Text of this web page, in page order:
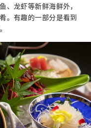
、龙虾等新鲜海鲜外，
。有趣的一部分是看到